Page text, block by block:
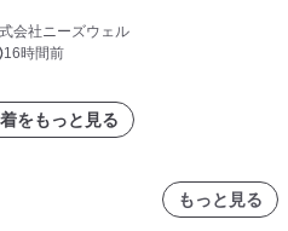
会社ニーズウェル
16時間前
をもっと見る
もっと見る